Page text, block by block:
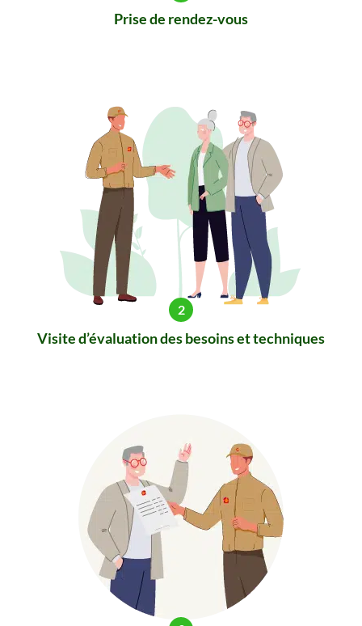
Prise de rendez-vous
Visite d’évaluation des besoins et techniques